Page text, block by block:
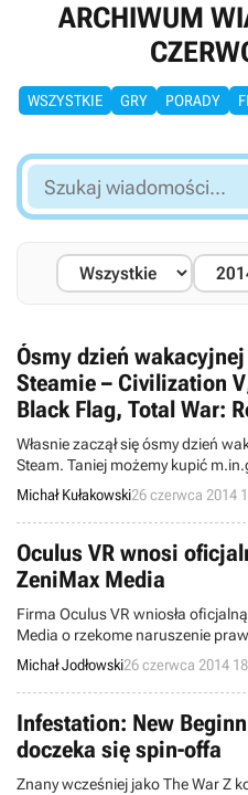
ARCHIWUM
WSZYSTKIE GRY PORADY
Szukaj
wiadomości...
Ósmy dzień
Steamie – Civilization
Black Flag, Total War:
Własnie zaczął się ósmy dzień
Steam. Taniej możemy kupić m.in.gry Civilization V, Assassin's
IV: Black Flag, Total War: Rome
IV. Oprócz ofert dnia na graczy
oraz tytuły wybrane przez
Michał Kułakowski26 czerwca 2014
Oculus VR wnosi
ZeniMax Media
Firma Oculus VR wniosła
Media o rzekome naruszenie
stwierdzają w niej m.in. że nie
żadnej technologii stworzonej
nich rości sobie prawa do
Dodają także, że ZeniMax media stara się
jakim było niezainwestowanie w
Michał Jodłowski26 czerwca 2014
Infestation: New
doczeka się spin-offa
Znany wcześniej jako The War Z